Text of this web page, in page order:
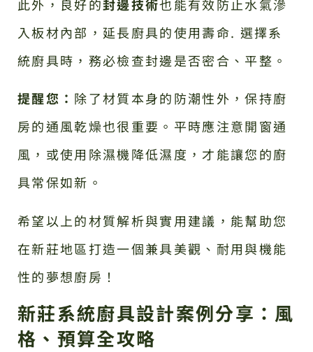
此外，良好的封邊技術也能有效防止水氣滲
入板材內部，延長廚具的使用壽命. 選擇系
統廚具時，務必檢查封邊是否密合、平整。
提醒您： 除了材質本身的防潮性外，保持廚
房的通風乾燥也很重要。平時應注意開窗通
風，或使用除濕機降低濕度，才能讓您的廚
具常保如新。
希望以上的材質解析與實用建議，能幫助您
在新莊地區打造一個兼具美觀、耐用與機能
性的夢想廚房！
新莊系統廚具設計案例分享：風
格、預算全攻略